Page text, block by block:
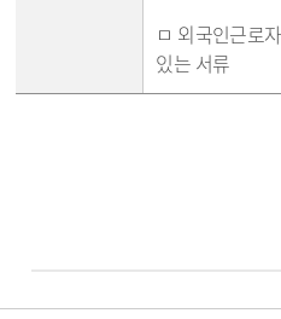
ㅁ 외국인근로
있는 서류